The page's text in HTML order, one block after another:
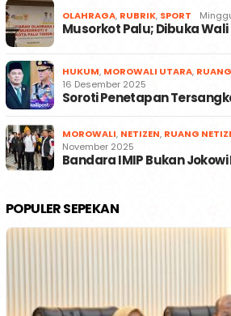
OLAHRAGA, RUBRIK, SPORT
Musorkot Palu; Dibuka
HUKUM, MOROWALI UTARA,
16 Desember 2025
Soroti Penetapan
MOROWALI, NETIZEN, RUANG
November 2025
Bandara IMIP Bukan
POPULER SEPEKAN